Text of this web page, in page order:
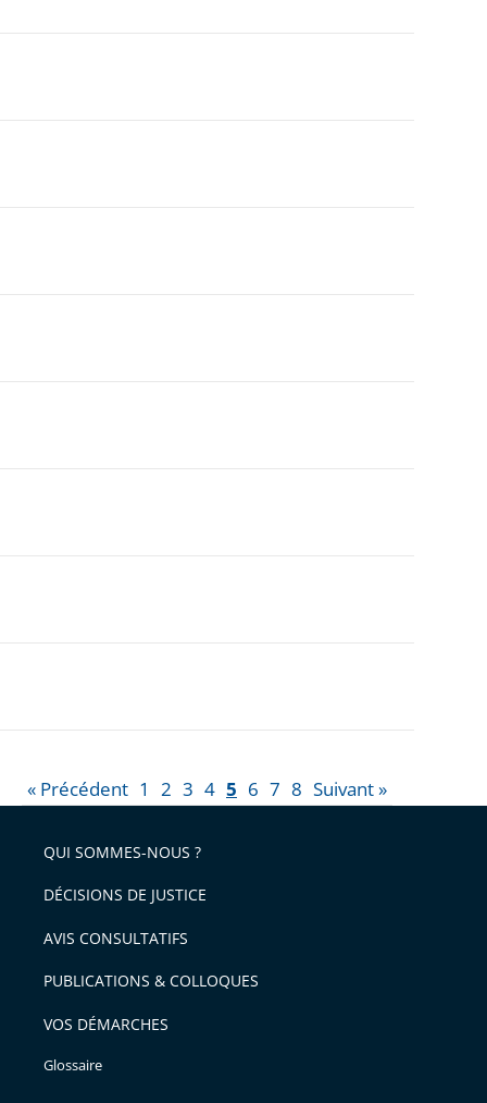
« Précédent 1 2 3 4 5 6 7 8 Suivant »
QUI SOMMES-NOUS ?
DÉCISIONS DE JUSTICE
AVIS CONSULTATIFS
PUBLICATIONS & COLLOQUES
VOS DÉMARCHES
Glossaire